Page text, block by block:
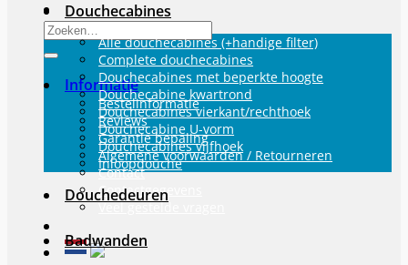
Zoeken
naar:
Informatie
Bestelinformatie
Reviews
Garantie bepaling
Algemene voorwaarden / Retourneren
Contact
Contactgegevens
Veel gestelde vragen
Douchecabines
Alle douchecabines (+handige filter)
Complete douchecabines
Douchecabines met beperkte hoogte
Douchecabine kwartrond
Douchecabines vierkant/rechthoek
Douchecabine U-vorm
Douchecabines vijfhoek
Inloopdouche
Douchedeuren
Badwanden